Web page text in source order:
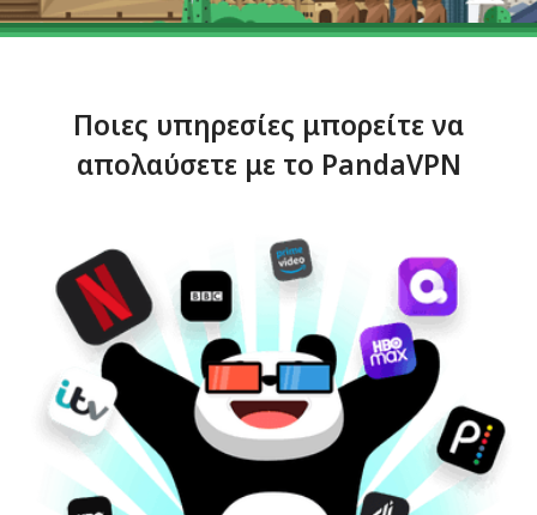
Ποιες υπηρεσίες μπορείτε να
απολαύσετε με το PandaVPN